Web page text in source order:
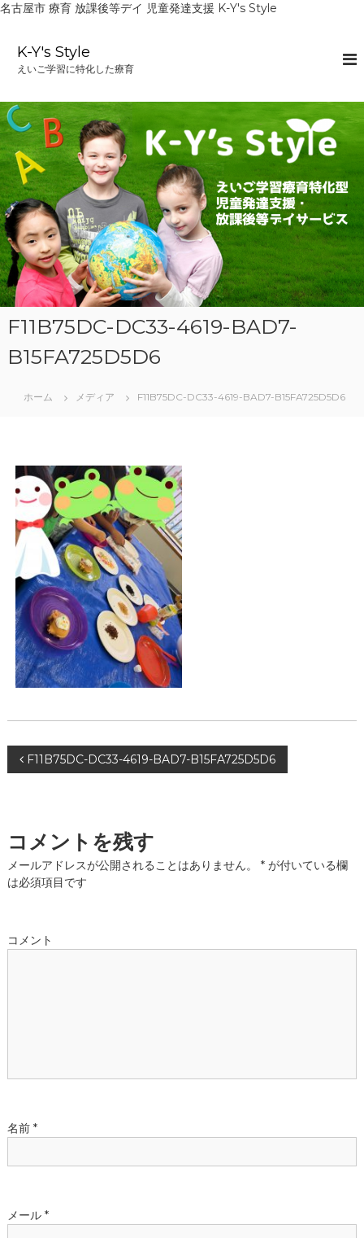
名古屋市 療育 放課後等デイ 児童発達支援 K-Y's Style
へ
ス
キ
ッ
プ
K-Y's Style
えいご学習に特化した療育
F11B75DC-DC33-4619-BAD7-
B15FA725D5D6
ホーム メディア F11B75DC-DC33-4619-BAD7-B15FA725D5D6
投
ナ
ビ
ー
F11B75DC-DC33-4619-BAD7-B15FA725D5D6
コメントを残す
メールアドレスが公開されることはありません。 *が付いている欄
は必須項目です
コメント
名前 *
メール *